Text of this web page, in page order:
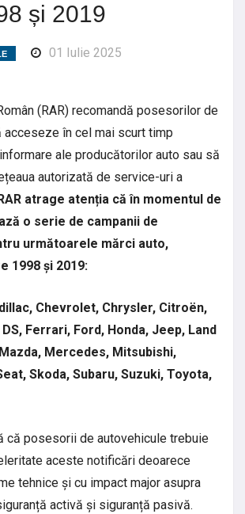
și 2019
01 Iulie 2025
(RAR) recomandă posesorilor de
acceseze în cel mai scurt timp
ale producătorilor auto sau să
autorizată de service-uri a
RAR atrage atenția că în momentul de
o serie de campanii de
următoarele mărci auto,
1998 și 2019:
Chevrolet, Chrysler, Citroën,
Ferrari, Ford, Honda, Jeep, Land
Mercedes, Mitsubishi,
Skoda, Subaru, Suzuki, Toyota,
că posesorii de autovehicule trebuie
aceste notificări deoarece
tehnice și cu impact major asupra
activă și siguranță pasivă.